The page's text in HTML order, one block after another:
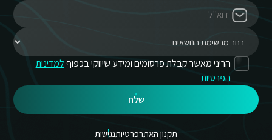
הריני מאשר קבלת פרסומים ומידע שיווקי בכפוףלמדינות
הפרטיות
שלח
תקנון האתרפרטיותנגישות